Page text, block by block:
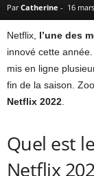
Par Catherine - 16
Netflix, l’une des
innové cette
mis en ligne
fin de la saison.
Netflix 2022.
Quel est
Netflix